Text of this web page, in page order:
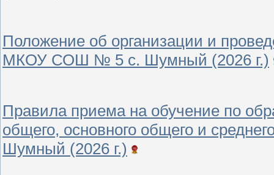
Положение об организации и
МКОУ СОШ № 5 с. Шумный (2026 г.)
Правила приема на обучение по
общего, основного общего и
Шумный (2026 г.)